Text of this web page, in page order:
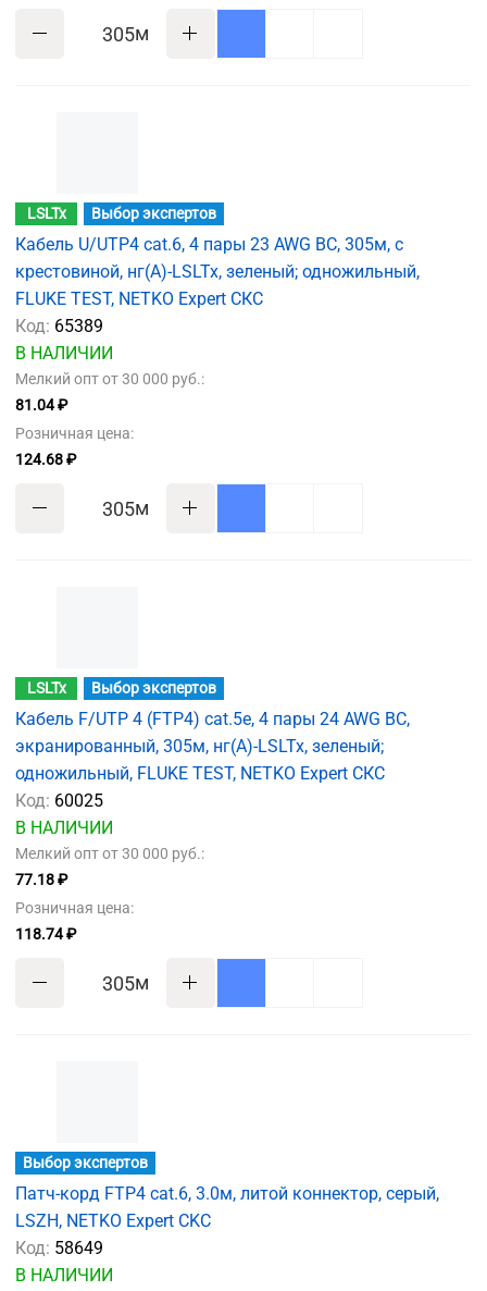
м
LSLTx Выбор экспертов
Кабель U/UTP4 cat.6, 4 пары 23 AWG BC, 305м, с
крестовиной, нг(А)-LSLTx, зеленый; одножильный,
FLUKE TEST, NETKO Expert СКС
Код: 65389
В НАЛИЧИИ
Мелкий опт от 30 000 руб.:
81.04 ₽
Розничная цена:
124.68 ₽
м
LSLTx Выбор экспертов
Кабель F/UTP 4 (FTP4) cat.5e, 4 пары 24 AWG BC,
экранированный, 305м, нг(А)-LSLTx, зеленый;
одножильный, FLUKE TEST, NETKO Expert СКС
Код: 60025
В НАЛИЧИИ
Мелкий опт от 30 000 руб.:
77.18 ₽
Розничная цена:
118.74 ₽
м
Выбор экспертов
Патч-корд FTP4 cat.6, 3.0м, литой коннектор, серый,
LSZH, NETKO Expert CKC
Код: 58649
В НАЛИЧИИ